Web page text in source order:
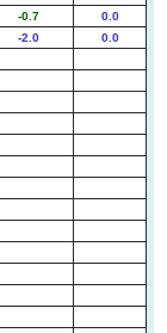
-0.7
0.0
-2.0
0.0